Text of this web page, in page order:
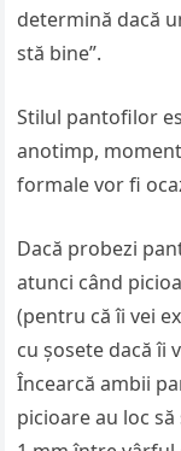
determină dacă
stă bine”.
Stilul pantofilor
anotimp,
formale vor fi
Dacă probezi
atunci când
(pentru că îi vei
cu şosete dacă îi
Încearcă ambii
picioare au loc